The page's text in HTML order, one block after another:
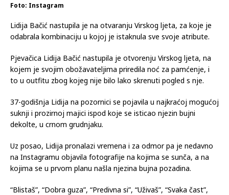
Foto: Instagram
Lidija Bačić nastupila je na otvaranju Virskog ljeta, za koje je
odabrala kombinaciju u kojoj je istaknula sve svoje atribute.
Pjevačica Lidija Bačić nastupila je otvorenju Virskog ljeta, na
kojem je svojim obožavateljima priredila noć za pamćenje, i
to u outfitu zbog kojeg nije bilo lako skrenuti pogled s nje.
37-godišnja Lidija na pozornici se pojavila u najkraćoj mogućoj
suknji i prozirnoj majici ispod koje se isticao njezin bujni
dekolte, u crnom grudnjaku.
Uz posao, Lidija pronalazi vremena i za odmor pa je nedavno
na Instagramu objavila fotografije na kojima se sunča, a na
kojima se u prvom planu našla njezina bujna pozadina.
“Blistaš”, “Dobra guza”, “Predivna si”, “Uživaš”, “Svaka čast”,